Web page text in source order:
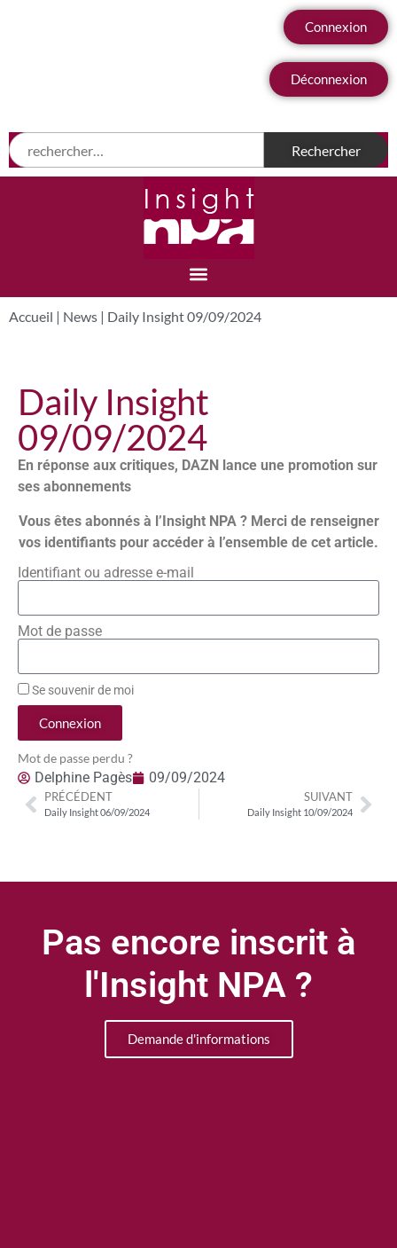
Connexion
Déconnexion
Accueil | News | Daily Insight 09/09/2024
Daily Insight
09/09/2024
En réponse aux critiques, DAZN lance une promotion sur
ses abonnements
Vous êtes abonnés à l’Insight NPA ? Merci de renseigner
vos identifiants pour accéder à l’ensemble de cet article.
Identifiant ou adresse e-mail
Mot de passe
Se souvenir de moi
Connexion
Mot de passe perdu ?
Delphine Pagès 09/09/2024
PRÉCÉDENT
Daily Insight 06/09/2024
SUIVANT
Daily Insight 10/09/2024
Pas encore inscrit à
l'Insight NPA ?
Demande d'informations